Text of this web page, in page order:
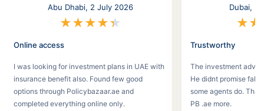
Abu Dhabi, 2 July 2026
★★★★★
Online access
I was looking for investment plans in UAE with
insurance benefit also. Found few good
options through Policybazaar.ae and
completed everything online only.
Dubai,
★★
Trustworthy
The investment
He didnt promise
some agents do.
PB .ae more.